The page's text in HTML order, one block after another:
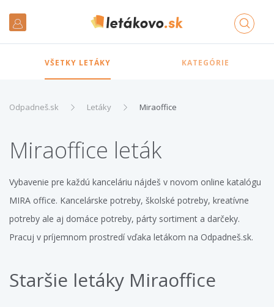
VŠETKY LETÁKY KATEGÓRIE
Odpadneš.sk Letáky Miraoffice
Miraoffice leták
Vybavenie pre každú kanceláriu nájdeš v novom online katalógu
MIRA office. Kancelárske potreby, školské potreby, kreatívne
potreby ale aj domáce potreby, párty sortiment a darčeky.
Pracuj v príjemnom prostredí vďaka letákom na Odpadneš.sk.
Staršie letáky Miraoffice